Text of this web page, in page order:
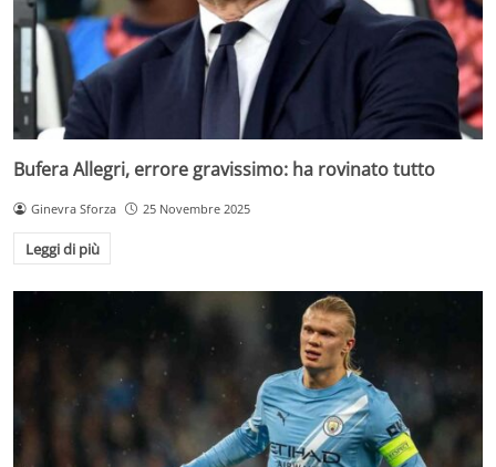
Bufera Allegri, errore gravissimo: ha rovinato tutto
Ginevra Sforza 25 Novembre 2025
Leggi di più